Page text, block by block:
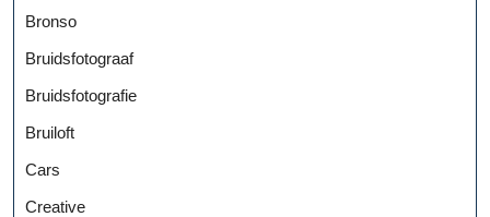
Bronso
Bruidsfotograaf
Bruidsfotografie
Bruiloft
Cars
Creative